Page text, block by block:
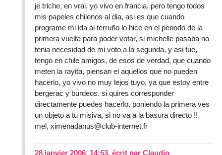
je triche, en vrai, yo vivo en francia, pero tengo todos
mis papeles chilenos al dia, asi es que cuando
programe mi ida al terruño lo hice en el periodo de la
primera vuelta para poder votar, si michelle pasaba no
tenia necesidad de mi voto a la segunda, y asi fue,
tengo en chile amigos, de esos de verdad, que cuando
meten la rayita, piensan el aquellos que no pueden
hacerlo. yo vivo no muy lejos tuyo, ya que estoy entre
bergerac y burdeos. si quires corresponder
directamente puedes hacerlo, poniendo la primera ves
un objeto a tu misiva, si no va a la basura directo !!
mel, ximenadanus@club-internet.fr
28 janvier 2006, 14:53, écrit par Claudio